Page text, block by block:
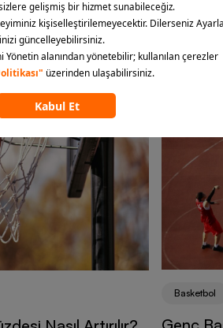
Basketbol